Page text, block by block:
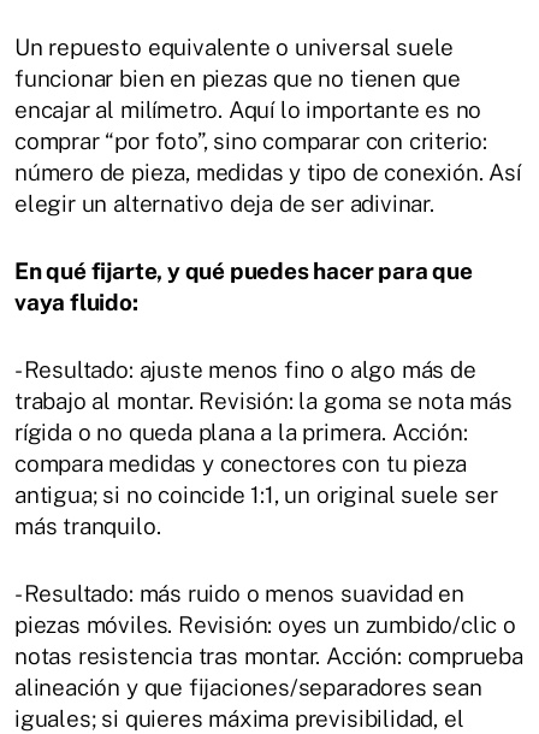
Un repuesto equivalente o universal suele
funcionar bien en piezas que no tienen que
encajar al milímetro. Aquí lo importante es no
comprar “por foto”, sino comparar con criterio:
número de pieza, medidas y tipo de conexión. Así
elegir un alternativo deja de ser adivinar.
En qué fijarte, y qué puedes hacer para que
vaya fluido:
- Resultado: ajuste menos fino o algo más de
trabajo al montar. Revisión: la goma se nota más
rígida o no queda plana a la primera. Acción:
compara medidas y conectores con tu pieza
antigua; si no coincide 1:1, un original suele ser
más tranquilo.
- Resultado: más ruido o menos suavidad en
piezas móviles. Revisión: oyes un zumbido/clic o
notas resistencia tras montar. Acción: comprueba
alineación y que fijaciones/separadores sean
iguales; si quieres máxima previsibilidad, el